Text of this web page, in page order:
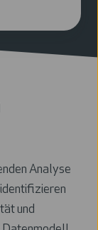
Analyse
und